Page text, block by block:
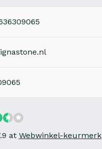
at Webwinkel-keurmerk